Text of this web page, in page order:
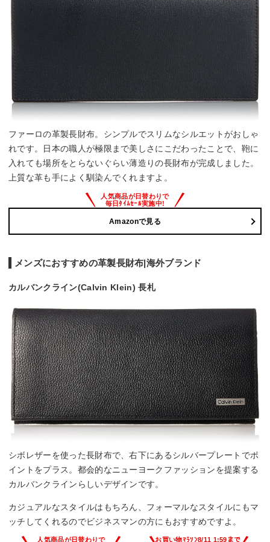
ファーロの革製長財布。シンプルでスリムなシルエットがおしゃ
れです。日本の職人が極限まで美しさにこだわったことで、鞄に
入れても場所をとらないぐらい薄造りの長財布が完成しました。
上質な革も手によく馴染んでくれますよ。
Amazonで見る
メンズにおすすめの革製長財布|海外ブランド
カルバンクライン(Calvin Klein) 長札
シボレザーを使った長財布で、右下にあるシルバープレートでポ
イントをプラス。都会的なニューヨークファッションを提案する
カルバンクラインらしいデザインです。
カジュアルなスタイルはもちろん、フォーマルなスタイルにもマ
ッチしてくれるのでビジネスマンの方にもおすすめですよ。